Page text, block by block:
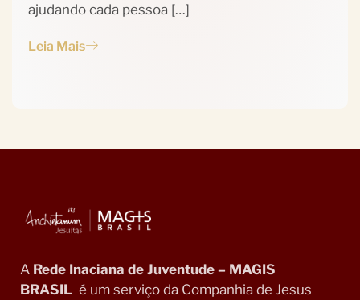
ajudando cada pessoa […]
Leia Mais
A Rede Inaciana de Juventude – MAGIS
BRASIL é um serviço da Companhia de Jesus